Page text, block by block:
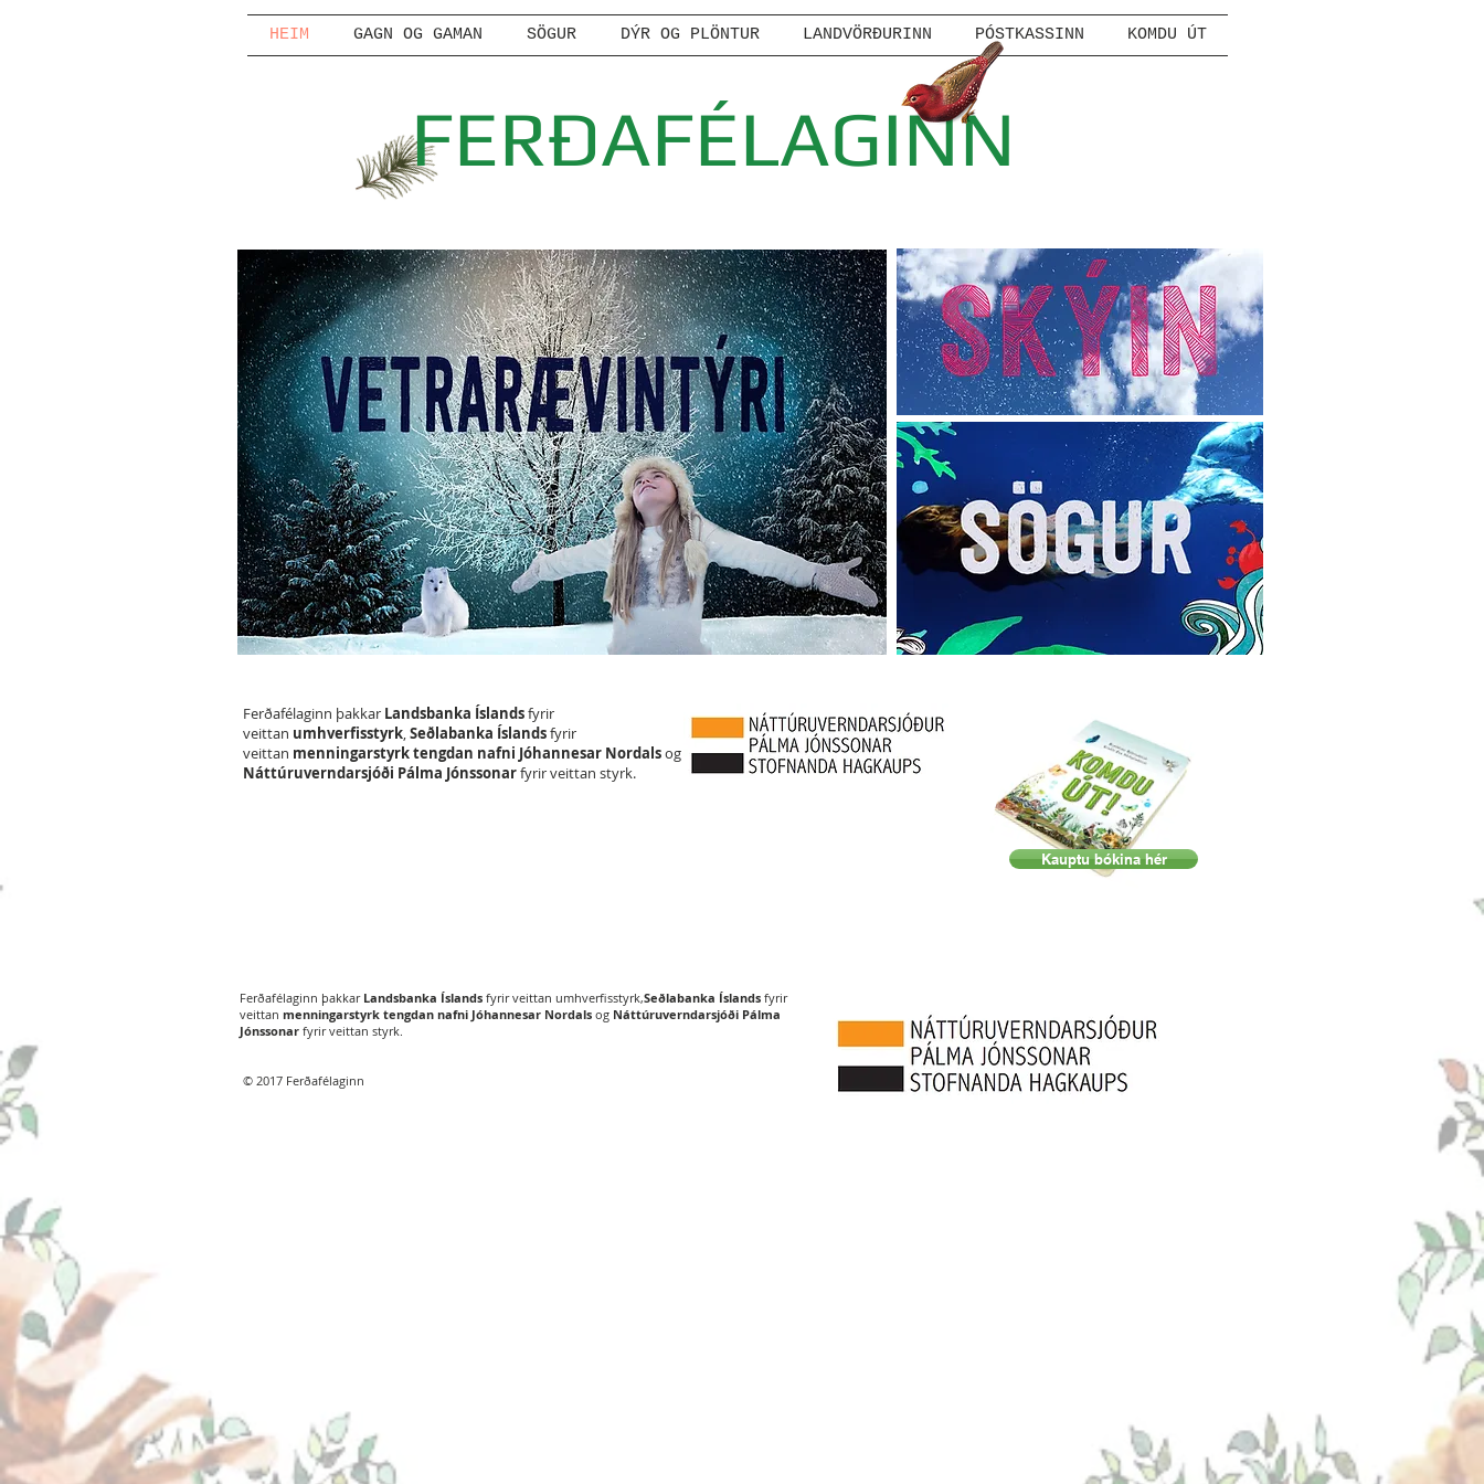
HEIM GAGN OG GAMAN SÖGUR DÝR OG PLÖNTUR LANDVÖRÐURINN PÓSTKASSINN KOMDU ÚT
FERÐAFÉLAGINN
Ferðafélaginn þakkar Landsbanka Íslandsfyrir
veittan umhverfisstyrk,Seðlabanka Íslandsfyrir
veittan menningarstyrk tengdan nafni Jóhannesar Nordalsog
Náttúruverndarsjóði Pálma Jónssonarfyrir veittan styrk.
Kauptu bókina hér
Ferðafélaginn þakkarLandsbanka Íslands fyrir veittan umhverfisstyrk,Seðlabanka Íslands fyrir
veittan menningarstyrk tengdan nafni Jóhannesar Nordals og Náttúruverndarsjóði Pálma
Jónssonar fyrir veittan styrk.
© 2017 Ferðafélaginn